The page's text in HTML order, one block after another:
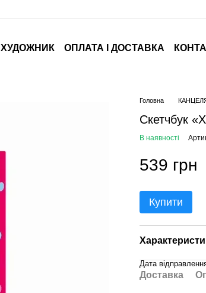
ХУДОЖНИК ОПЛАТА І ДОСТАВКА
Головна
Скетчбук
В наявності
539 грн
Купити
Дата
Доставка